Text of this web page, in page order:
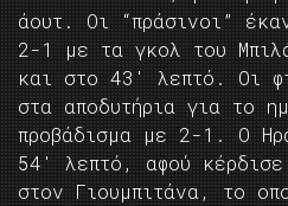
άουτ. Οι “πράσινοι”
2-1 με τα γκολ του
και στο 43′ λεπτό. Οι
στα αποδυτήρια για το
προβάδισμα με 2-1. Ο
54′ λεπτό, αφού
στον Γιουμπιτάνα, το